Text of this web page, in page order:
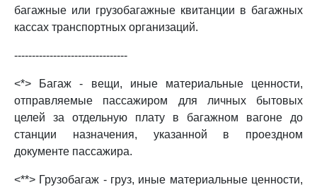
багажные или грузобагажные квитанции в багажных
кассах транспортных организаций.
--------------------------------
<*> Багаж - вещи, иные материальные ценности,
отправляемые пассажиром для личных бытовых
целей за отдельную плату в багажном вагоне до
станции назначения, указанной в проездном
документе пассажира.
<**> Грузобагаж - груз, иные материальные ценности,